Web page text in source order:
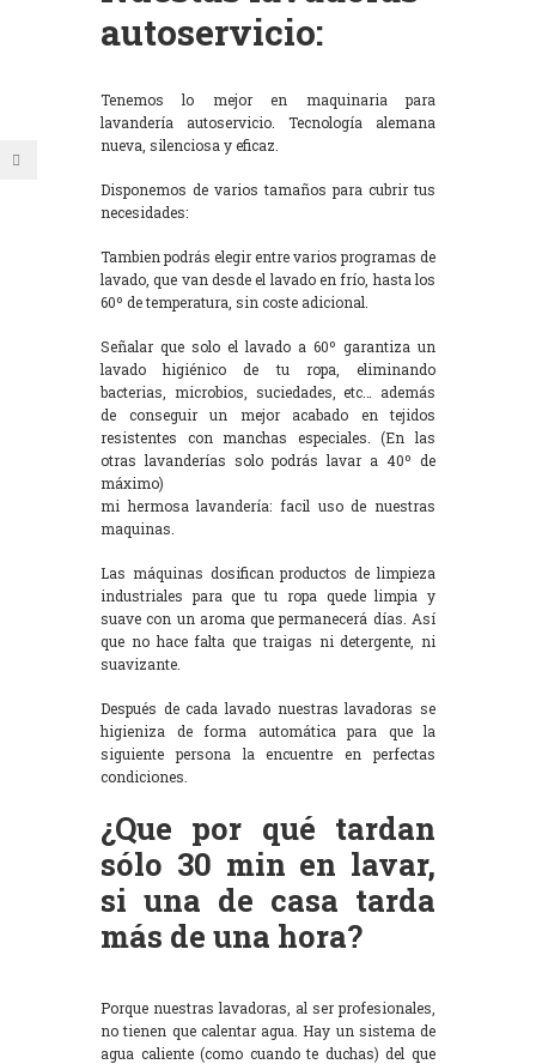
autoservicio:
Tenemos lo mejor en maquinaria para
lavandería autoservicio. Tecnología alemana
nueva, silenciosa y eficaz.
Disponemos de varios tamaños para cubrir tus
necesidades:
Tambien podrás elegir entre varios programas de
lavado, que van desde el lavado en frío, hasta los
60º de temperatura, sin coste adicional.
Señalar que solo el lavado a 60º garantiza un
lavado higiénico de tu ropa, eliminando
bacterias, microbios, suciedades, etc… además
de conseguir un mejor acabado en tejidos
resistentes con manchas especiales. (En las
otras lavanderías solo podrás lavar a 40º de
máximo)
mi hermosa lavandería: facil uso de nuestras
maquinas.
Las máquinas dosifican productos de limpieza
industriales para que tu ropa quede limpia y
suave con un aroma que permanecerá días. Así
que no hace falta que traigas ni detergente, ni
suavizante.
Después de cada lavado nuestras lavadoras se
higieniza de forma automática para que la
siguiente persona la encuentre en perfectas
condiciones.
¿Que por qué tardan
sólo 30 min en lavar,
si una de casa tarda
más de una hora?
Porque nuestras lavadoras, al ser profesionales,
no tienen que calentar agua. Hay un sistema de
agua caliente (como cuando te duchas) del que